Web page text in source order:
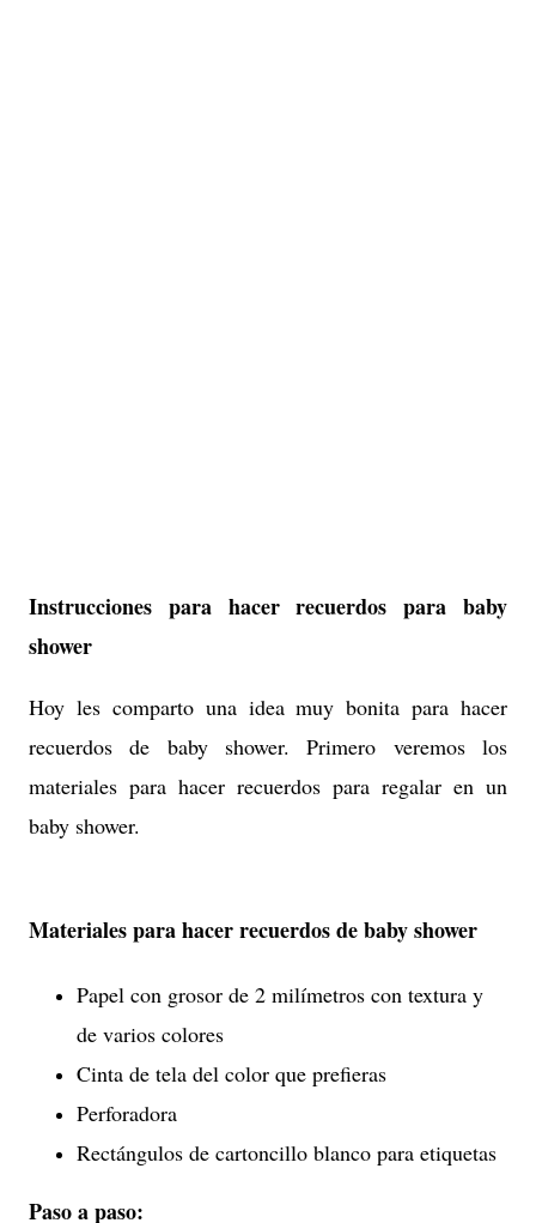
Instrucciones para hacer recuerdos para baby
shower
Hoy les comparto una idea muy bonita para hacer
recuerdos de baby shower. Primero veremos los
materiales para hacer recuerdos para regalar en un
baby shower.
Materiales para hacer recuerdos de baby shower
Papel con grosor de 2 milímetros con textura y
de varios colores
Cinta de tela del color que prefieras
Perforadora
Rectángulos de cartoncillo blanco para etiquetas
Paso a paso: